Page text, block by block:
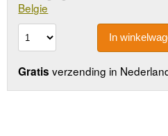
Belgie
In
Gratis verzending in